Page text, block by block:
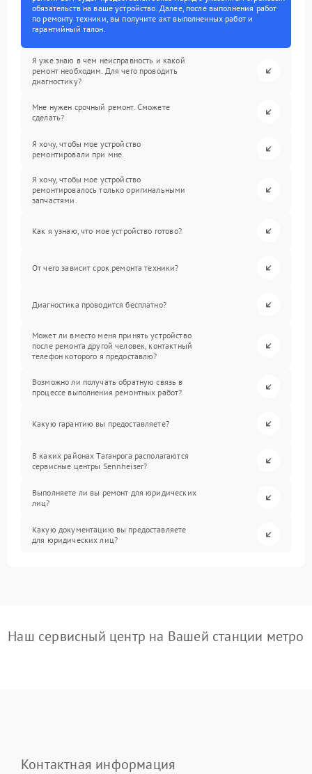
обязательств на ваше устройство. Далее, после выполнения работ
по ремонту техники, вы получите акт выполненных работ и
гарантийный талон.
Я уже знаю в чем неисправность и какой
ремонт необходим. Для чего проводить
диагностику?
Мне нужен срочный ремонт. Сможете
сделать?
Я хочу, чтобы мое устройство
ремонтировали при мне.
Я хочу, чтобы мое устройство
ремонтировалось только оригинальными
запчастями.
Как я узнаю, что мое устройство готово?
От чего зависит срок ремонта техники?
Диагностика проводится бесплатно?
Может ли вместо меня принять устройство
после ремонта другой человек, контактный
телефон которого я предоставлю?
Возможно ли получать обратную связь в
процессе выполнения ремонтных работ?
Какую гарантию вы предоставляете?
В каких районах Таганрога располагаются
сервисные центры Sennheiser?
Выполняете ли вы ремонт для юридических
лиц?
Какую документацию вы предоставляете
для юридических лиц?
Наш сервисный центр на Вашей станции метро
Контактная информация